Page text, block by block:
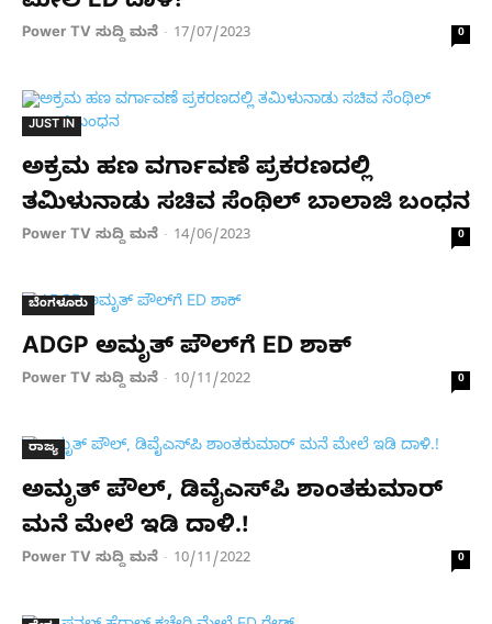
Power TV ಸುದ್ದಿ ಮನೆ - 17/07/2023 0
JUST IN
ಅಕ್ರಮ ಹಣ ವರ್ಗಾವಣೆ ಪ್ರಕರಣದಲ್ಲಿ
ತಮಿಳುನಾಡು ಸಚಿವ ಸೆಂಥಿಲ್‌ ಬಾಲಾಜಿ ಬಂಧನ
Power TV ಸುದ್ದಿ ಮನೆ - 14/06/2023 0
ಬೆಂಗಳೂರು
ADGP ಅಮೃತ್ ಪೌಲ್​ಗೆ ED ಶಾಕ್​
Power TV ಸುದ್ದಿ ಮನೆ - 10/11/2022 0
ರಾಜ್ಯ
ಅಮೃತ್​ ಪೌಲ್, ಡಿವೈಎಸ್​ಪಿ ಶಾಂತಕುಮಾರ್
ಮನೆ ಮೇಲೆ ಇಡಿ ದಾಳಿ.!
Power TV ಸುದ್ದಿ ಮನೆ - 10/11/2022 0